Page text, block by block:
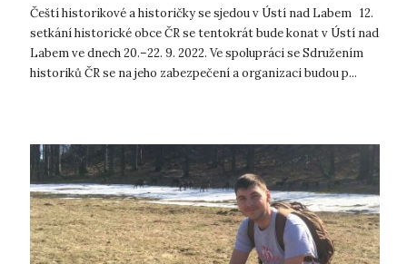
Čeští historikové a historičky se sjedou v Ústí nad Labem 12.
setkání historické obce ČR se tentokrát bude konat v Ústí nad
Labem ve dnech 20.–22. 9. 2022. Ve spolupráci se Sdružením
historiků ČR se na jeho zabezpečení a organizaci budou p...